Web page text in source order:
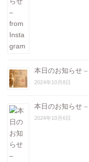
本日のお知らせ –
2024年10月8日
本日のお知らせ –
2024年10月6日